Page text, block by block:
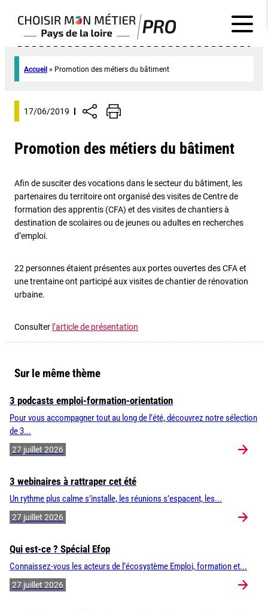
Accueil » Promotion des métiers du bâtiment
17/06/2019
Promotion des métiers du bâtiment
Afin de susciter des vocations dans le secteur du bâtiment, les
partenaires du territoire ont organisé des visites de Centre de
formation des apprentis (CFA) et des visites de chantiers à
destination de scolaires ou de jeunes ou adultes en recherches
d’emploi.
22 personnes étaient présentes aux portes ouvertes des CFA et
une trentaine ont participé aux visites de chantier de rénovation
urbaine.
Consulter l’article de présentation
Sur le même thème
3 podcasts emploi-formation-orientation
Pour vous accompagner tout au long de l’été, découvrez notre sélection
de 3...
27 juillet 2026
3 webinaires à rattraper cet été
Un rythme plus calme s’installe, les réunions s’espacent, les...
27 juillet 2026
Qui est-ce ? Spécial Efop
Connaissez-vous les acteurs de l’écosystème Emploi, formation et...
27 juillet 2026